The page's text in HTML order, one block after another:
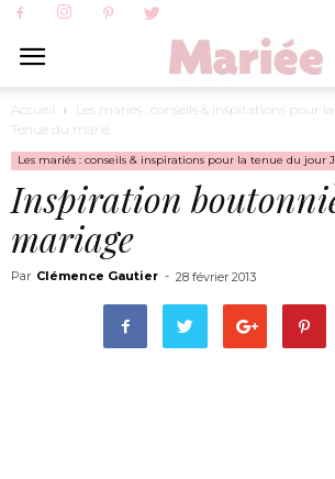
Accueil
Les mariés : conseils & inspirations pour
Tenue du marié
Les mariés : conseils & inspirations pour la tenue du jour J
Inspiration
mariage
Par Clémence Gautier - 28 février 2013